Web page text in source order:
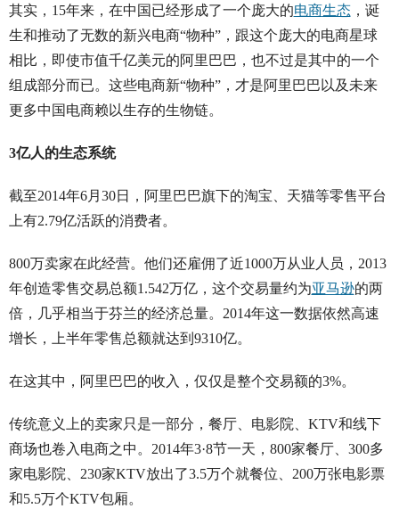
其实，15年来，在中国已经形成了一个庞大的电商生态，诞
生和推动了无数的新兴电商“物种”，跟这个庞大的电商星球
相比，即使市值千亿美元的阿里巴巴，也不过是其中的一个
组成部分而已。这些电商新“物种”，才是阿里巴巴以及未来
更多中国电商赖以生存的生物链。
3亿人的生态系统
截至2014年6月30日，阿里巴巴旗下的淘宝、天猫等零售平台
上有2.79亿活跃的消费者。
800万卖家在此经营。他们还雇佣了近1000万从业人员，2013
年创造零售交易总额1.542万亿，这个交易量约为亚马逊的两
倍，几乎相当于芬兰的经济总量。2014年这一数据依然高速
增长，上半年零售总额就达到9310亿。
在这其中，阿里巴巴的收入，仅仅是整个交易额的3%。
传统意义上的卖家只是一部分，餐厅、电影院、KTV和线下
商场也卷入电商之中。2014年3·8节一天，800家餐厅、300多
家电影院、230家KTV放出了3.5万个就餐位、200万张电影票
和5.5万个KTV包厢。